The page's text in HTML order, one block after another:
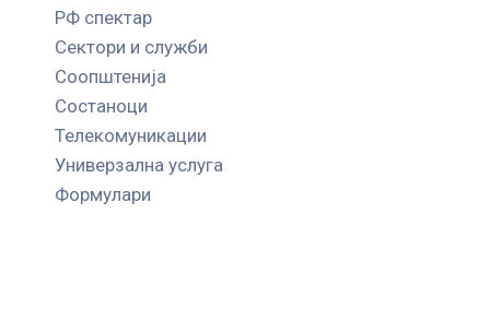
РФ спектар
Сектори и служби
Соопштенија
Состаноци
Телекомуникации
Универзална услуга
Формулари